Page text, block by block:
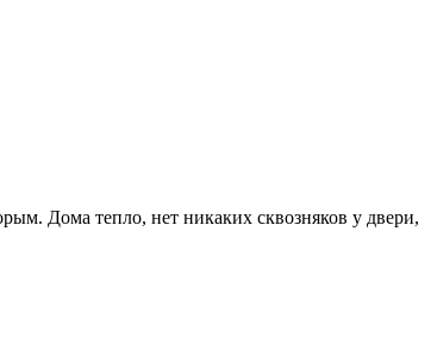
Дома тепло, нет никаких сквозняков у двери,